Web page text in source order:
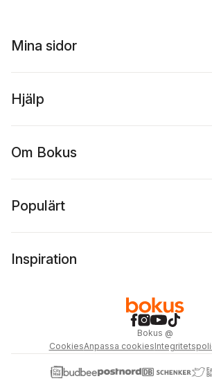
Mina sidor
Hjälp
Om Bokus
Populärt
Inspiration
Bokus @
CookiesAnpassa cookies